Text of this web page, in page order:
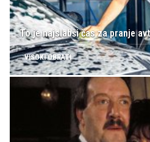
To je najslabši čas za pranje
VISOKI OBRATI